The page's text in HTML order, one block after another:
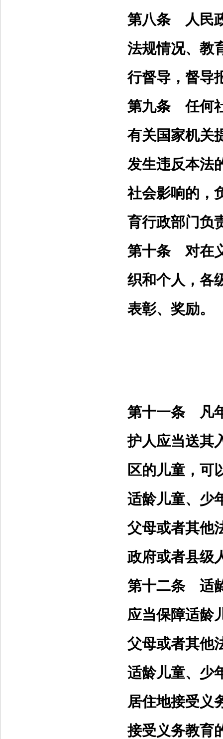
第八条 人民
法规情况、教
行督导，督导
第九条 任何
有关国家机关
发生违反本法
社会影响的，
育行政部门负
第十条 对在
织和个人，各
表彰、奖励。
第十一条 凡
护人应当送其
区的儿童，可
适龄儿童、少
父母或者其他
政府或者县级
第十二条 适
应当保障适龄
父母或者其他
适龄儿童、少
居住地接受义
接受义务教育